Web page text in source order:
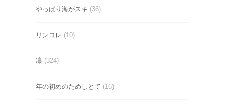
やっぱり海がスキ (36)
リンコレ (10)
凛 (324)
年の初めのためしとて (16)